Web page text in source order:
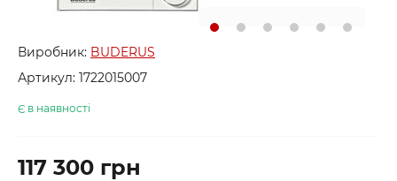
Виробник: BUDERUS
Артикул: 1722015007
Є в наявності
117 300 грн